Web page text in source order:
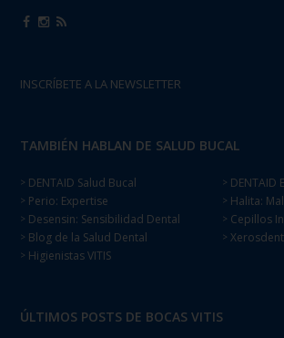
INSCRÍBETE A LA NEWSLETTER
TAMBIÉN HABLAN DE SALUD BUCAL
> DENTAID Salud Bucal
> Perio: Expertise
> Desensin: Sensibilidad Dental
> Blog de la Salud Dental
> Higienistas VITIS
> DENTAID
> Halita:
> Cepillos
>
ÚLTIMOS POSTS DE BOCAS VITIS